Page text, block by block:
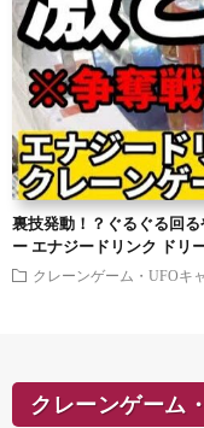
裏技発動！？ぐるぐる回
ー エナジードリンク ドリ
クレーンゲーム・UFOキ
クレーンゲーム